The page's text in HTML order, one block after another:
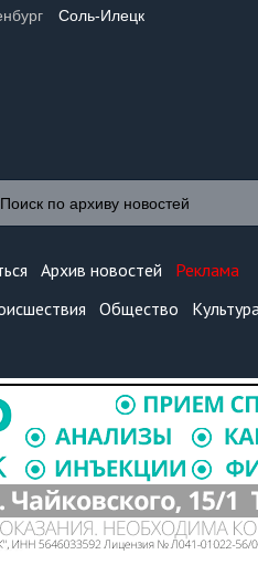
Соль-Илецк
Архив новостей
Реклама
Общество